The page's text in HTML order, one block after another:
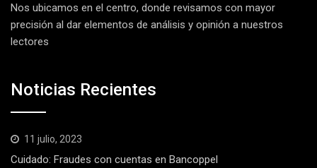
Nos ubicamos en el centro, donde revisamos con mayor
precisión al dar elementos de análisis y opinión a nuestros
lectores
Noticias Recientes
11 julio, 2023
Cuidado: Fraudes con cuentas en Bancoppel